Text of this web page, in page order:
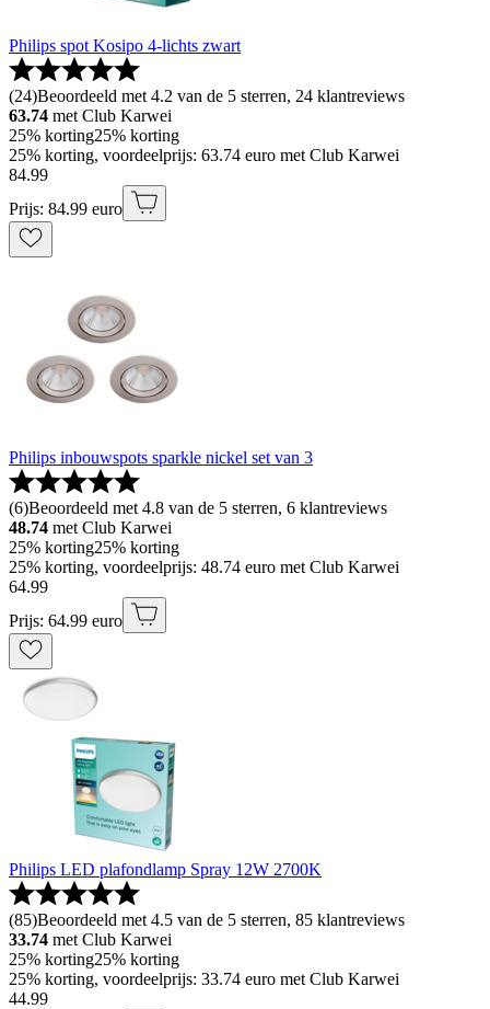
Philips spot Kosipo 4-lichts zwart
(24)Beoordeeld met 4.2 van de 5 sterren, 24 klantreviews
63.74 met Club Karwei
25% korting25% korting
25% korting, voordeelprijs: 63.74 euro met Club Karwei
84.99
Prijs: 84.99 euro
Philips inbouwspots sparkle nickel set van 3
(6)Beoordeeld met 4.8 van de 5 sterren, 6 klantreviews
48.74 met Club Karwei
25% korting25% korting
25% korting, voordeelprijs: 48.74 euro met Club Karwei
64.99
Prijs: 64.99 euro
Philips LED plafondlamp Spray 12W 2700K
(85)Beoordeeld met 4.5 van de 5 sterren, 85 klantreviews
33.74 met Club Karwei
25% korting25% korting
25% korting, voordeelprijs: 33.74 euro met Club Karwei
44.99